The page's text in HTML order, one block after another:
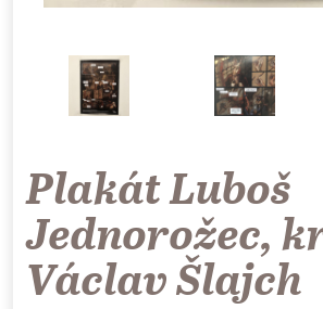
Plakát Luboš
Jednorožec,
Václav Šlajch